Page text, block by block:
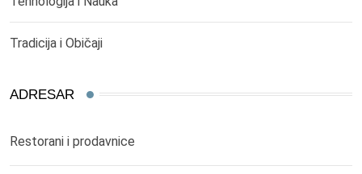
Tradicija i Običaji
ADRESAR
Restorani i prodavnice